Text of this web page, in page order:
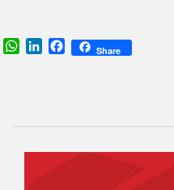
WhatsApp
LinkedInFacebook
Share